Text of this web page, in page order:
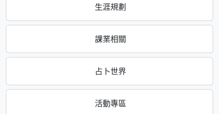
生涯規劃
課業相關
占卜世界
活動專區